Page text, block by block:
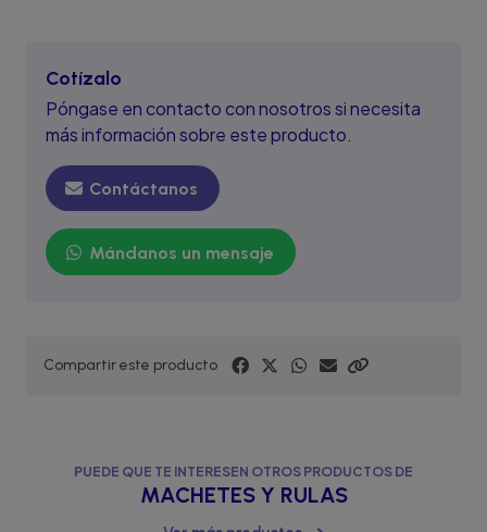
Cotízalo
Póngase en contacto con nosotros si necesita
más información sobre este producto.
Contáctanos
Mándanos un mensaje
Compartir este producto
PUEDE QUE TE INTERESEN OTROS PRODUCTOS DE
MACHETES Y RULAS